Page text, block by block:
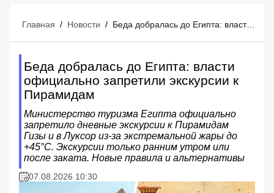
Главная / Новости / Беда добралась до Египта: власти официально запретили экскурсии к Пирамидам
Беда добралась до Египта: власти
официально запретили экскурсии к
Пирамидам
Министерство туризма Египта официально
запретило дневные экскурсии к Пирамидам
Гизы и в Луксор из-за экстремальной жары до
+45°C. Экскурсии только ранним утром или
после заката. Новые правила и альтернативы
07.08.2026 10:30